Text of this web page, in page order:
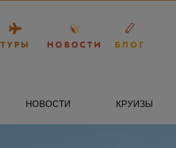
ТУРЫ НОВОСТИ БЛОГ
НОВОСТИ КРУИЗЫ